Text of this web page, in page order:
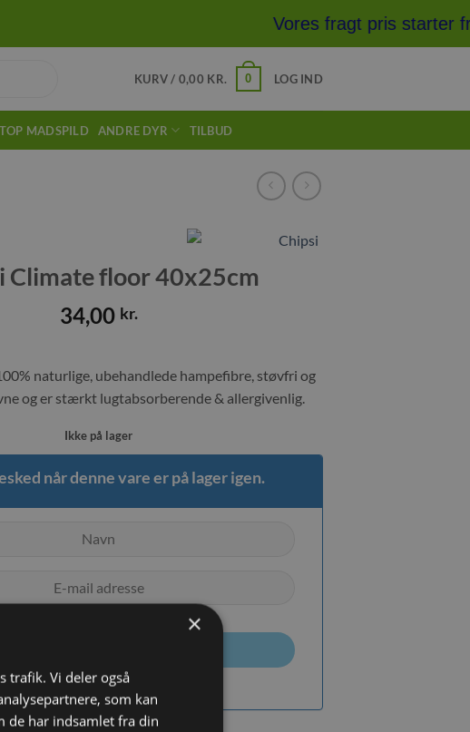
Vores fragt pris starter
KURV / 0,00 KR. 0 LOG IND
MADSPILD ANDRE DYR TILBUD
Climate floor 40x25cm
34,00 kr.
naturlige, ubehandlede hampefibre, støvfri og
og er stærkt lugtabsorberende & allergivenlig.
Ikke på lager
når denne vare er på lager igen.
×
trafik. Vi deler også
som kan
de har indsamlet fra din